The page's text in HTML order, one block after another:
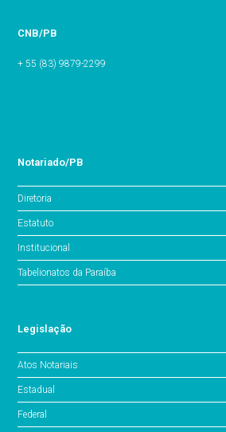
CNB/PB
+ 55 (83) 9879-2299
Notariado/PB
Diretoria
Estatuto
Institucional
Tabelionatos da Paraíba
Legislação
Atos Notariais
Estadual
Federal